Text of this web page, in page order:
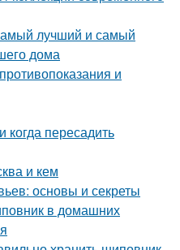
лучший и самый
дома
и
когда пересадить
и кем
основы и секреты
в домашних